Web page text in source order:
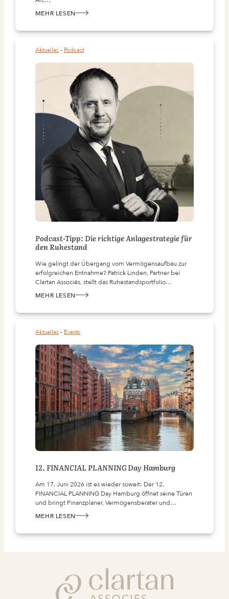
MEHR LESEN
:
UNSERES
IN
PARIS
Aktuelles - Podcast
Podcast-Tipp: Die richtige Anlagestrategie für
den Ruhestand
Wie gelingt der Übergang vom Vermögensaufbau zur
erfolgreichen Entnahme? Patrick Linden, Partner bei
Clartan Associés, stellt das Ruhestandsportfolio…
MEHR LESEN
:
DIE
ANLAGESTRATEGIE
FÜR
RUHESTAND
Aktuelles - Events
12. FINANCIAL PLANNING Day Hamburg
Am 17. Juni 2026 ist es wieder soweit: Der 12.
FINANCIAL PLANNING Day Hamburg öffnet seine Türen
und bringt Finanzplaner, Vermögensberater und…
MEHR LESEN
:
PLANNING